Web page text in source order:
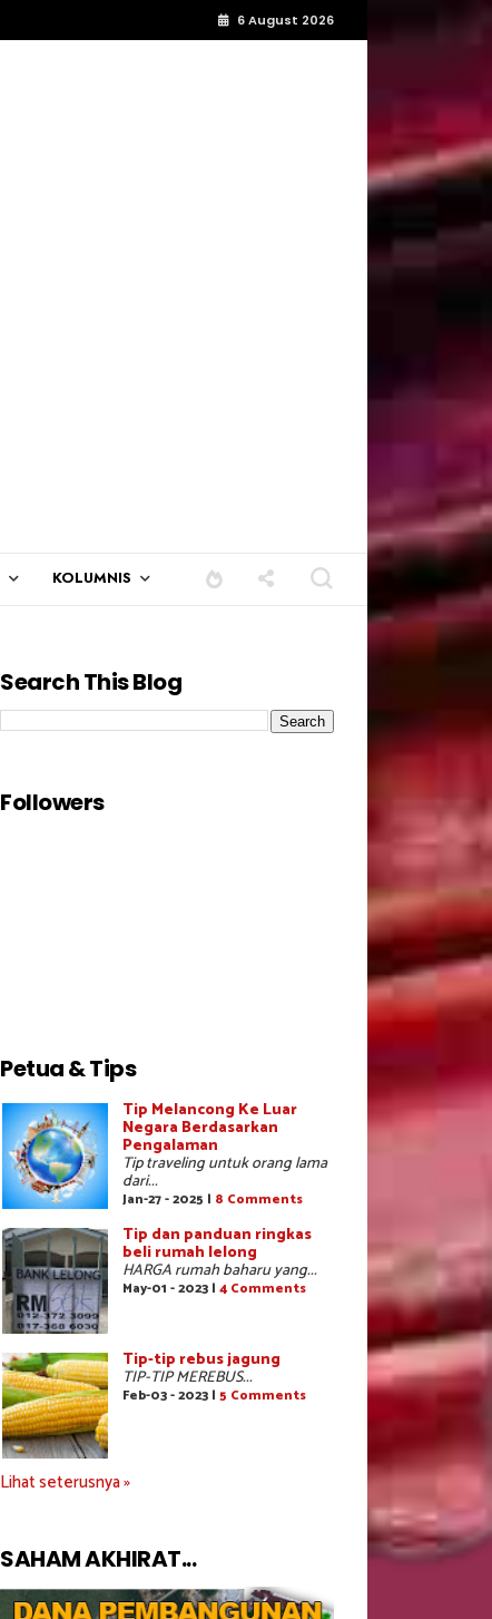
6 August 2026
KOLUMNIS
Search This Blog
Followers
Petua & Tips
Tip Melancong Ke Luar
Negara Berdasarkan
Pengalaman
Tip traveling untuk orang lama
dari...
Jan-27 - 2025 | 8 Comments
Tip dan panduan ringkas
beli rumah lelong
HARGA rumah baharu yang...
May-01 - 2023 | 4 Comments
Tip-tip rebus jagung
TIP-TIP MEREBUS...
Feb-03 - 2023 | 5 Comments
Lihat seterusnya »
SAHAM AKHIRAT...